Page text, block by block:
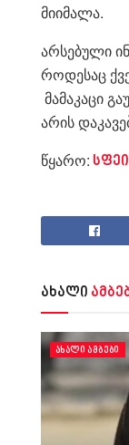
მიიმალა.
არსებული
როდესაც
მამაკაცი
არის
წყარო:
ახალი
ᲐᲮᲐᲚᲘ ᲐᲛᲑᲔᲑᲘ